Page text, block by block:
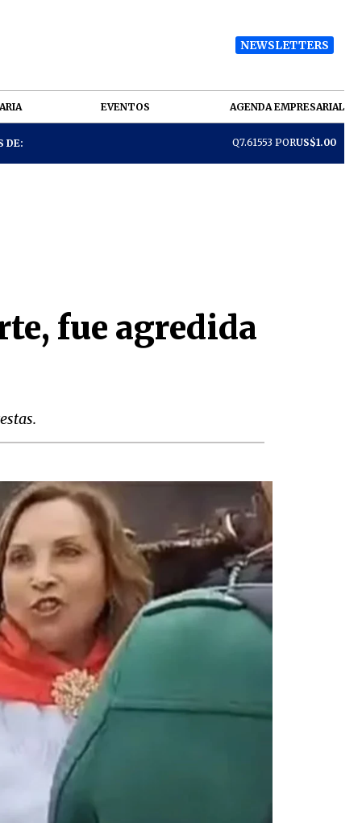
NEWSLETTERS
EVENTOS AGENDA EMPRESARIAL
DE: Q7.61553 PORUS$1.00
fue agredida